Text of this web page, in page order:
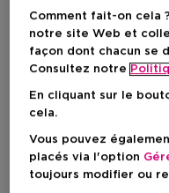
Choisissez
30 ML
30 ML
Prix
41,65 €
49,00 €
Comment fait-on cela
notre site Web et
façon dont chacun se
Consultez notre
En cliquant sur le
cela.
Vous pouvez
placés via l'option
toujours modifier ou